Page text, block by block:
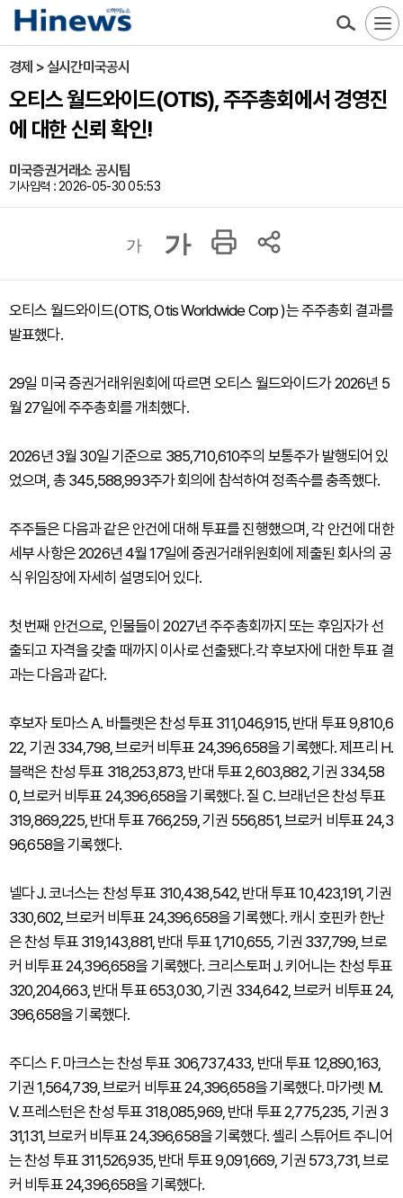
경제 > 실시간미국공시
오티스 월드와이드(OTIS), 주주총회에서 경영진
에 대한 신뢰 확인!
미국증권거래소 공시팀
기사입력 : 2026-05-30 05:53
가 가
오티스 월드와이드(OTIS, Otis Worldwide Corp )는 주주총회 결과를
발표했다.
29일 미국 증권거래위원회에 따르면 오티스 월드와이드가 2026년 5
월 27일에 주주총회를 개최했다.
2026년 3월 30일 기준으로 385,710,610주의 보통주가 발행되어 있
었으며, 총 345,588,993주가 회의에 참석하여 정족수를 충족했다.
주주들은 다음과 같은 안건에 대해 투표를 진행했으며, 각 안건에 대한
세부 사항은 2026년 4월 17일에 증권거래위원회에 제출된 회사의 공
식 위임장에 자세히 설명되어 있다.
첫 번째 안건으로, 인물들이 2027년 주주총회까지 또는 후임자가 선
출되고 자격을 갖출 때까지 이사로 선출됐다.각 후보자에 대한 투표 결
과는 다음과 같다.
후보자 토마스 A. 바틀렛은 찬성 투표 311,046,915, 반대 투표 9,810,6
22, 기권 334,798, 브로커 비투표 24,396,658을 기록했다. 제프리 H.
블랙은 찬성 투표 318,253,873, 반대 투표 2,603,882, 기권 334,58
0, 브로커 비투표 24,396,658을 기록했다. 질 C. 브래넌은 찬성 투표
319,869,225, 반대 투표 766,259, 기권 556,851, 브로커 비투표 24,3
96,658을 기록했다.
넬다 J. 코너스는 찬성 투표 310,438,542, 반대 투표 10,423,191, 기권
330,602, 브로커 비투표 24,396,658을 기록했다. 캐시 호핀카 한난
은 찬성 투표 319,143,881, 반대 투표 1,710,655, 기권 337,799, 브로
커 비투표 24,396,658을 기록했다. 크리스토퍼 J. 키어니는 찬성 투표
320,204,663, 반대 투표 653,030, 기권 334,642, 브로커 비투표 24,
396,658을 기록했다.
주디스 F. 마크스는 찬성 투표 306,737,433, 반대 투표 12,890,163,
기권 1,564,739, 브로커 비투표 24,396,658을 기록했다. 마가렛 M.
V. 프레스턴은 찬성 투표 318,085,969, 반대 투표 2,775,235, 기권 3
31,131, 브로커 비투표 24,396,658을 기록했다. 셸리 스튜어트 주니어
는 찬성 투표 311,526,935, 반대 투표 9,091,669, 기권 573,731, 브로
커 비투표 24,396,658을 기록했다.